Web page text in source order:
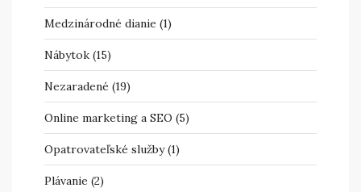
Medzinárodné dianie (1)
Nábytok (15)
Nezaradené (19)
Online marketing a SEO (5)
Opatrovateľské služby(1)
Plávanie (2)